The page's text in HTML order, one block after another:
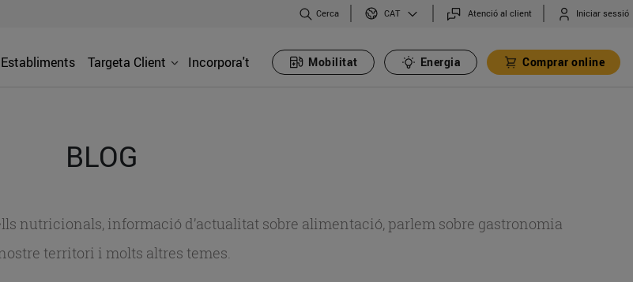
Cerca CAT Atenció al client Iniciar sessió
Establiments Targeta Client Incorpora't Mobilitat Energia Comprar online
BLOG
nutricionals, informació d’actualitat sobre alimentació, parlem sobre gastronomia
territori i molts altres temes.